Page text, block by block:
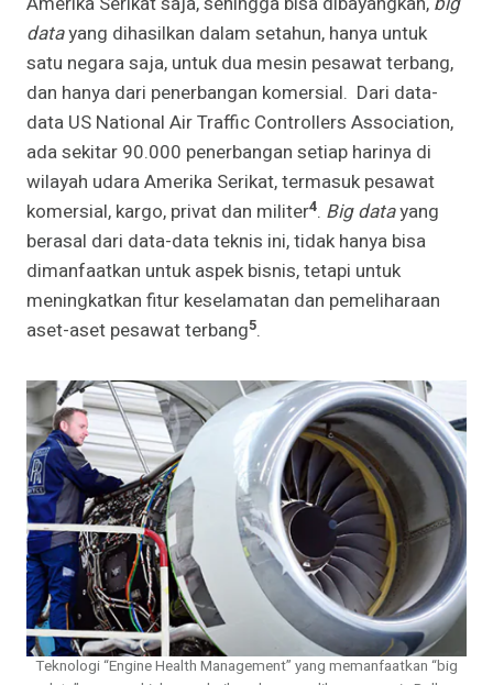
datayang dihasilkan dalam setahun, hanya untuk
satu negara saja, untuk dua mesin pesawat terbang,
dan hanya dari penerbangan komersial. Dari data-
data US National Air Traffic Controllers Association,
ada sekitar 90.000 penerbangan setiap harinya di
wilayah udara Amerika Serikat, termasuk pesawat
komersial, kargo, privat dan militer4. Big datayang
berasal dari data-data teknis ini, tidak hanya bisa
dimanfaatkan untuk aspek bisnis, tetapi untuk
meningkatkan fitur keselamatan dan pemeliharaan
aset-aset pesawat terbang5.
Teknologi “Engine Health Management” yang memanfaatkan “big